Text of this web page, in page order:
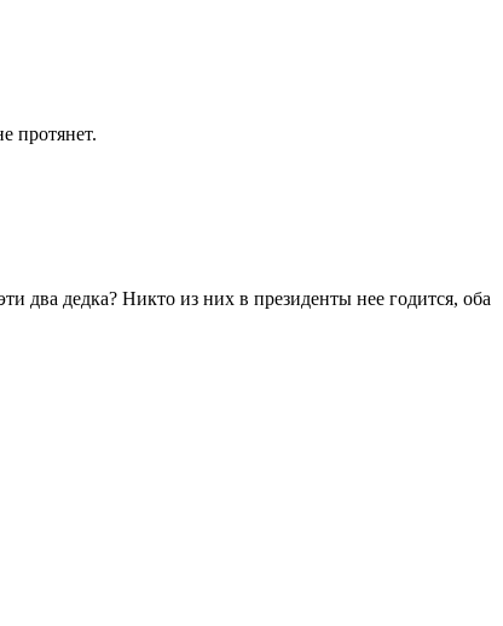
протянет.
два дедка? Никто из них в президенты нее годится, оба